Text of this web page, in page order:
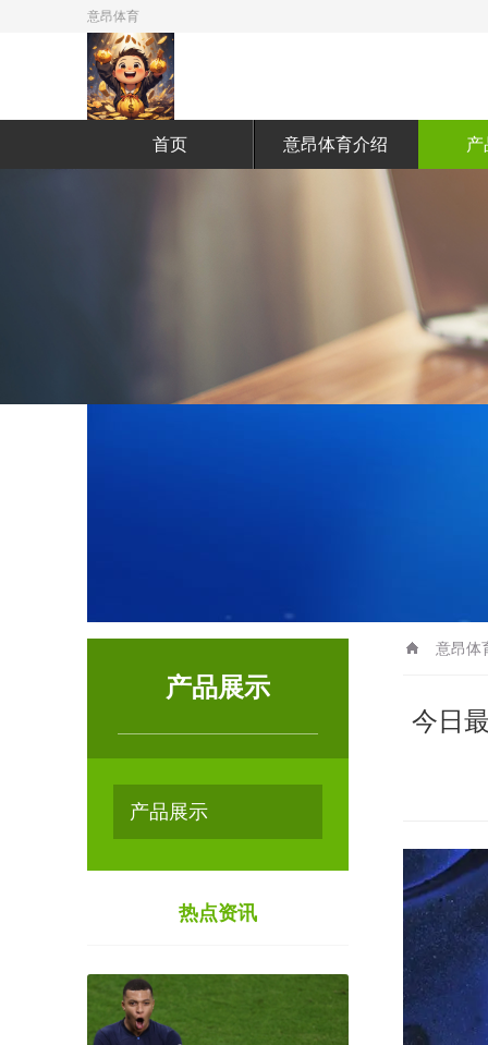
意昂体育
首页 意昂体育介绍 产
产品展示
产品展示
热点资讯
意昂体
今日